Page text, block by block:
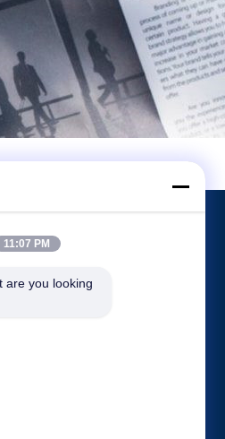
sizinle bağlayacağız.
11:07 PM
are you looking